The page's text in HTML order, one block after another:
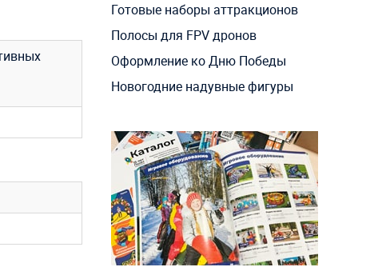
Готовые наборы аттракционов
Полосы для FPV дронов
Оформление ко Дню Победы
Новогодние надувные фигуры